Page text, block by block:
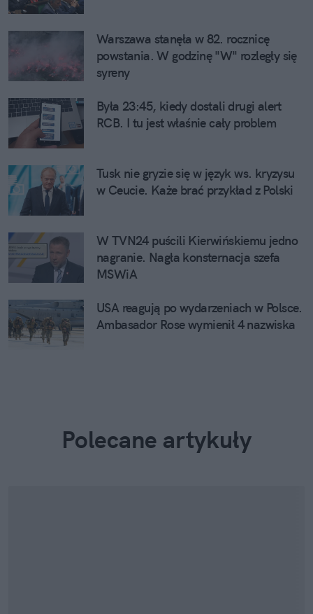
Warszawa stanęła w 82. rocznicę
powstania. W godzinę "W" rozległy się
syreny
Była 23:45, kiedy dostali drugi alert
RCB. I tu jest właśnie cały problem
Tusk nie gryzie się w język ws. kryzysu
w Ceucie. Każe brać przykład z Polski
W TVN24 puścili Kierwińskiemu jedno
nagranie. Nagła konsternacja szefa
MSWiA
USA reagują po wydarzeniach w Polsce.
Ambasador Rose wymienił 4 nazwiska
Polecane artykuły